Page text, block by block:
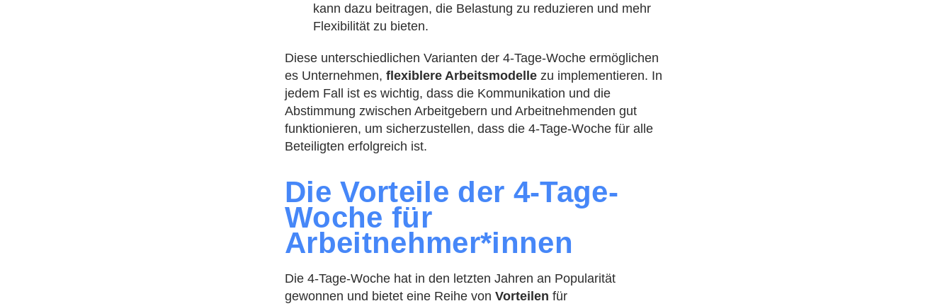
kann dazu beitragen, die Belastung zu reduzieren und mehr
Flexibilität zu bieten.
Diese unterschiedlichen Varianten der 4-Tage-Woche ermöglichen
es Unternehmen,flexiblere Arbeitsmodelle zu implementieren. In
jedem Fall ist es wichtig, dass die Kommunikation und die
Abstimmung zwischen Arbeitgebern und Arbeitnehmenden gut
funktionieren, um sicherzustellen, dass die 4-Tage-Woche für alle
Beteiligten erfolgreich ist.
Die Vorteile der 4-Tage-
Woche für
Arbeitnehmer*innen
Die 4-Tage-Woche hat in den letzten Jahren an Popularität
gewonnen und bietet eine Reihe vonVorteilenfür